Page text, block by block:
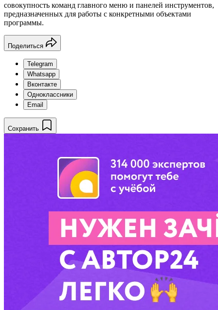
совокупность команд главного меню и панелей инструментов,
предназначенных для работы с конкретными объектами
программы.
Поделиться
Telegram
Whatsapp
Вконтакте
Одноклассники
Email
Сохранить